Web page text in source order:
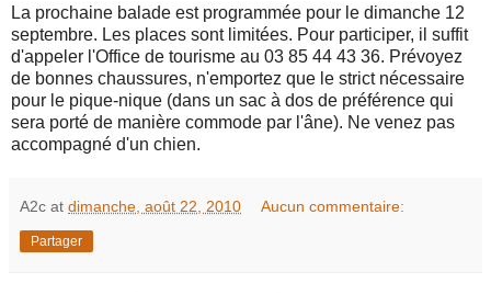
La prochaine balade est programmée pour le dimanche 12
septembre. Les places sont limitées. Pour participer, il suffit
d'appeler l'Office de tourisme au 03 85 44 43 36. Prévoyez
de bonnes chaussures, n'emportez que le strict nécessaire
pour le pique-nique (dans un sac à dos de préférence qui
sera porté de manière commode par l'âne). Ne venez pas
accompagné d'un chien.
A2c at dimanche, août 22, 2010 Aucun commentaire:
Partager